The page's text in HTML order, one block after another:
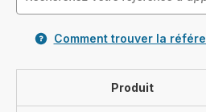
Comment trouver la
Produit